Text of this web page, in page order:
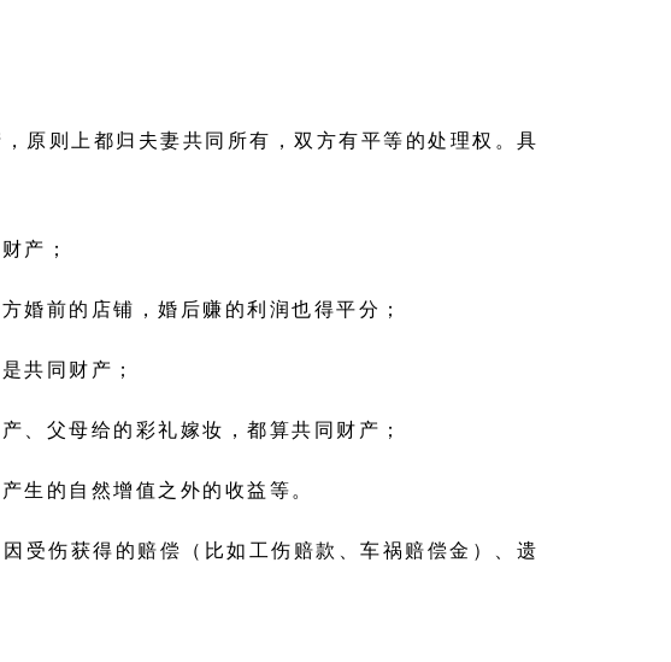
原则上都归夫妻共同所有，双方有平等的处理权。具
产；
婚前的店铺，婚后赚的利润也得平分；
共同财产；
、父母给的彩礼嫁妆，都算共同财产；
生的自然增值之外的收益等。
受伤获得的赔偿（比如工伤赔款、车祸赔偿金）、遗